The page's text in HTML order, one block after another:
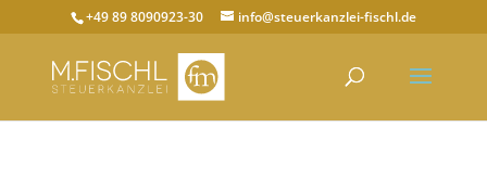
+49 89 8090923-30 info@steuerkanzlei-fischl.de